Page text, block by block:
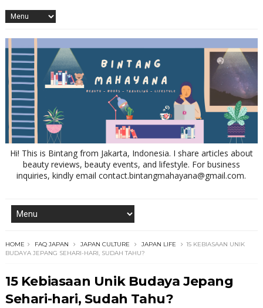
Hi! This is Bintang from Jakarta, Indonesia. I share articles about
beauty reviews, beauty events, and lifestyle. For business
inquiries, kindly email contact.bintangmahayana@gmail.com.
HOME FAQ JAPAN JAPAN CULTURE JAPAN LIFE
15 KEBIASAAN UNIK
BUDAYA JEPANG SEHARI-HARI, SUDAH TAHU?
15 Kebiasaan Unik Budaya Jepang
Sehari-hari, Sudah Tahu?